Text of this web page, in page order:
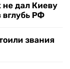
не дал Киеву
вглубь РФ
звания